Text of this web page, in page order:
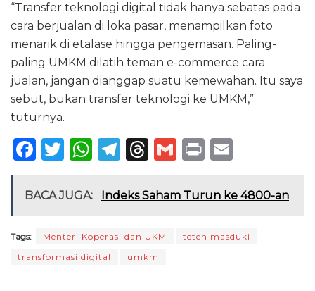
“Transfer teknologi digital tidak hanya sebatas pada
cara berjualan di loka pasar, menampilkan foto
menarik di etalase hingga pengemasan. Paling-
paling UMKM dilatih teman e-commerce cara
jualan, jangan dianggap suatu kemewahan. Itu saya
sebut, bukan transfer teknologi ke UMKM,”
tuturnya.
F
c
b
o
T
it
r
W
a
A
p
T
e
ra
m
T
re
d
s
G
ai
P
n ai
BACA JUGA: Indeks Saham Turun ke 4800-an
Tags: Menteri Koperasi dan UKM
teten masduki
transformasi digital
umkm